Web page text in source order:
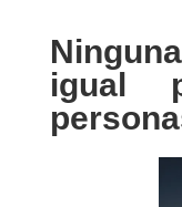
igual